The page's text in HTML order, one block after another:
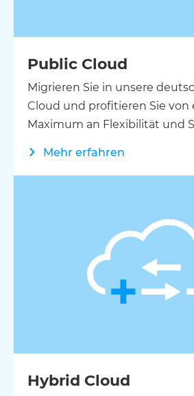
Public Cloud
Migrieren Sie in unsere
Cloud und profitieren Sie von
Maximum an Flexibilität und
Mehr erfahren
Hybrid Cloud